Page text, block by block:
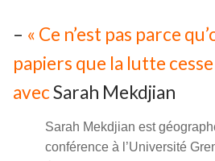
– « Ce n’est pas parce
papiers que la lutte cesse
avecSarah Mekdjian
Sarah Mekdjian est
conférence à l’Université